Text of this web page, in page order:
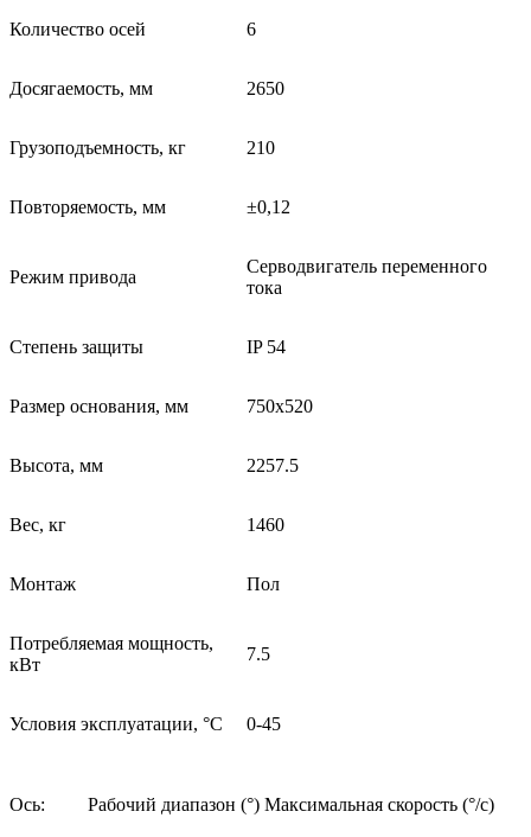
Количество осей 6
Досягаемость, мм 2650
Грузоподъемность, кг 210
Повторяемость, мм ±0,12
Режим привода
Серводвигатель переменного
тока
Степень защиты IP 54
Размер основания, мм 750х520
Высота, мм 2257.5
Вес, кг 1460
Монтаж Пол
Потребляемая мощность,
кВт
7.5
Условия эксплуатации, °C 0-45
Ось: Рабочий диапазон (°) Максимальная скорость (°/с)